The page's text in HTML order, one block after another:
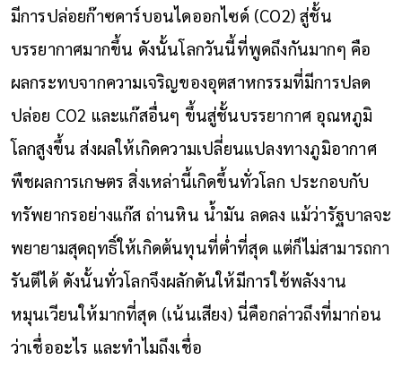
มีการปล่อยก๊าซคาร์บอนไดออกไซด์ (CO2) สู่ชั้น
บรรยากาศมากขึ้น ดังนั้นโลกวันนี้ที่พูดถึงกันมากๆ คือ
ผลกระทบจากความเจริญของอุตสาหกรรมที่มีการปลด
ปล่อย CO2 และแก๊สอื่นๆ ขึ้นสู่ชั้นบรรยากาศ อุณหภูมิ
โลกสูงขึ้น ส่งผลให้เกิดความเปลี่ยนแปลงทางภูมิอากาศ
พืชผลการเกษตร สิ่งเหล่านี้เกิดขึ้นทั่วโลก ประกอบกับ
ทรัพยากรอย่างแก๊ส ถ่านหิน น้ำมัน ลดลง แม้ว่ารัฐบาลจะ
พยายามสุดฤทธิ์ให้เกิดต้นทุนที่ต่ำที่สุด แต่ก็ไม่สามารถกา
รันตีได้ ดังนั้นทั่วโลกจึงผลักดันให้มีการใช้พลังงาน
หมุนเวียนให้มากที่สุด (เน้นเสียง) นี่คือกล่าวถึงที่มาก่อน
ว่าเชื่ออะไร และทำไมถึงเชื่อ